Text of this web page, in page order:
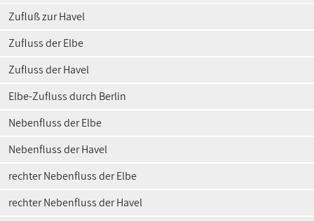
Zufluß zur Havel
Zufluss der Elbe
Zufluss der Havel
Elbe-Zufluss durch Berlin
Nebenfluss der Elbe
Nebenfluss der Havel
rechter Nebenfluss der Elbe
rechter Nebenfluss der Havel